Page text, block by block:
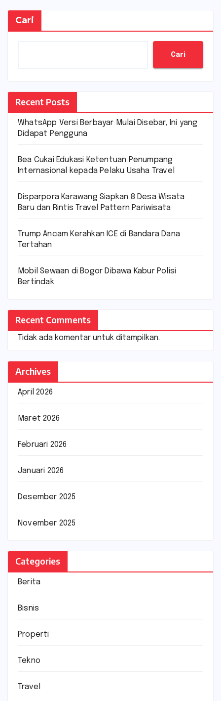
Cari
Cari
Recent Posts
WhatsApp Versi Berbayar Mulai Disebar, Ini yang
Didapat Pengguna
Bea Cukai Edukasi Ketentuan Penumpang
Internasional kepada Pelaku Usaha Travel
Disparpora Karawang Siapkan 8 Desa Wisata
Baru dan Rintis Travel Pattern Pariwisata
Trump Ancam Kerahkan ICE di Bandara Dana
Tertahan
Mobil Sewaan di Bogor Dibawa Kabur Polisi
Bertindak
Recent Comments
Tidak ada komentar untuk ditampilkan.
Archives
April 2026
Maret 2026
Februari 2026
Januari 2026
Desember 2025
November 2025
Categories
Berita
Bisnis
Properti
Tekno
Travel